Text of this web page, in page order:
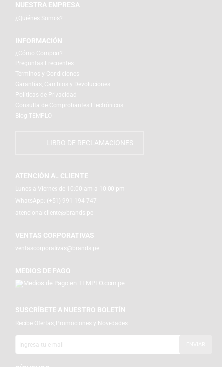
NUESTRA EMPRESA
¿Quiénes Somos?
INFORMACIÓN
¿Cómo Comprar?
Preguntas Frecuentes
Términos y Condiciones
Garantías, Cambios y Devoluciones
Políticas de Privacidad
Consulta de Comprobantes Electrónicos
Blog TEMPLO
LIBRO DE RECLAMACIONES
ATENCIÓN AL CLIENTE
Lunes a Viernes de 10:00 am a 10:00 pm
WhatsApp: (+51) 991 194 747
atencionalcliente@brands.pe
VENTAS CORPORATIVAS
ventascorporativas@brands.pe
MEDIOS DE PAGO
SUSCRÍBETE A NUESTRO BOLETÍN
Recibe Ofertas, Promociones y Novedades